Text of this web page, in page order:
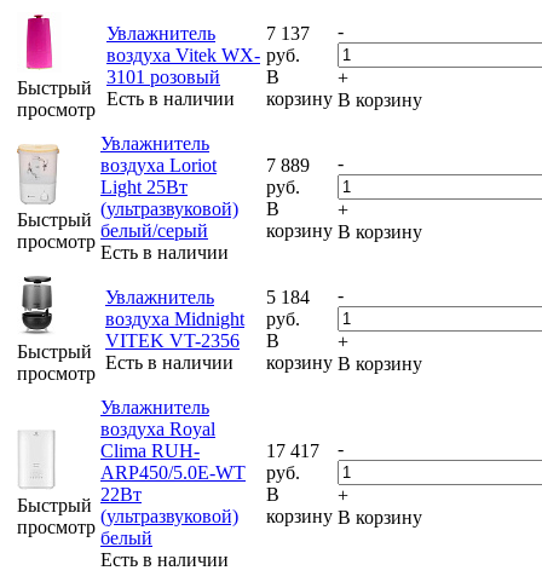
Быстрый
просмотр
Увлажнитель
воздуха Vitek WX-
3101 розовый
Есть в наличии
7 137
руб.
В
корзину
-
+
В корзину
Быстрый
просмотр
Увлажнитель
воздуха Loriot
Light 25Вт
(ультразвуковой)
белый/серый
Есть в наличии
7 889
руб.
В
корзину
-
+
В корзину
Быстрый
просмотр
Увлажнитель
воздуха Midnight
VITEK VT-2356
Есть в наличии
5 184
руб.
В
корзину
-
+
В корзину
Быстрый
просмотр
Увлажнитель
воздуха Royal
Clima RUH-
ARP450/5.0E-WT
22Вт
(ультразвуковой)
белый
Есть в наличии
17 417
руб.
В
корзину
-
+
В корзину